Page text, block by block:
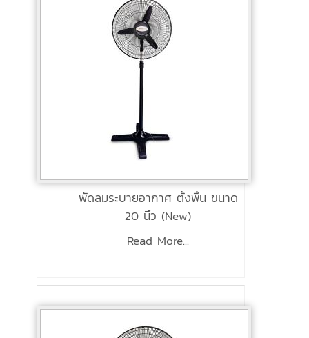
พัดลมระบายอากาศ ตั้งพื้น ขนาด
20 นิ้ว (New)
Read More...